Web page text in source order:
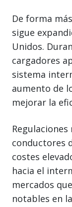
De forma
sigue
Unidos.
cargadores
sistema
aumento de
mejorar la
conductores
costes
hacia el
mercados
notables en